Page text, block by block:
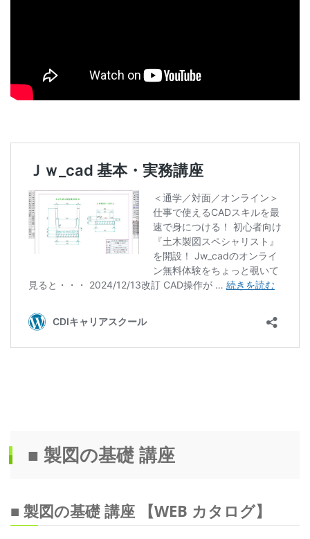
■ 製図の基礎 講座
■ 製図の基礎 講座 【WEB カタログ】